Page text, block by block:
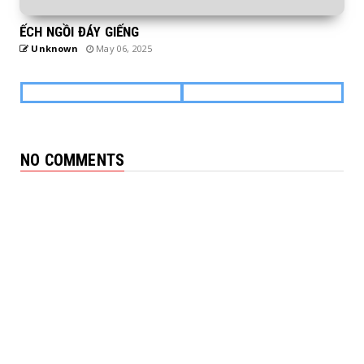
ẾCH NGỒI ĐÁY GIẾNG
Unknown May 06, 2025
NO COMMENTS